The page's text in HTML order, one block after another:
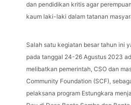
dan pendidikan kritis agar
kaum laki-laki dalam tatanan
Salah satu kegiatan besar tahun ini
pada tanggal 24-26 Agustus 2023
melibatkan pemerintah, CSO dan
Community Foundation (SCF),
pelaksana program Estungkara